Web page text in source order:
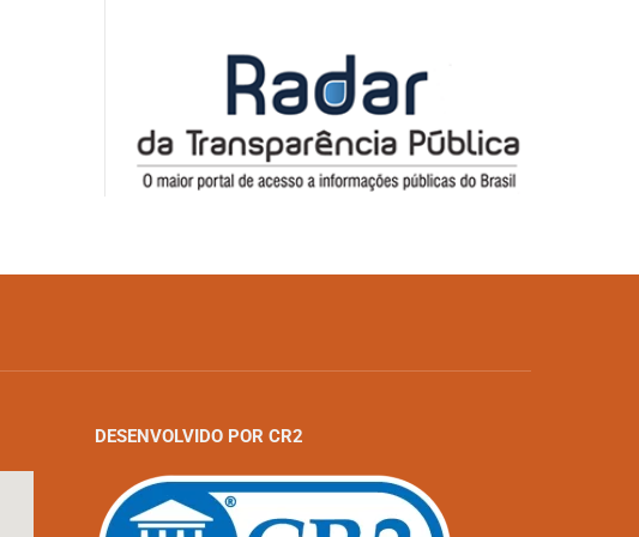
DESENVOLVIDO POR CR2